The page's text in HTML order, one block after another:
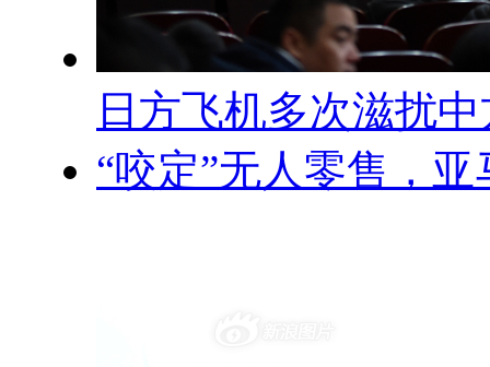
日方飞机多次滋扰
“咬定”无人零售，亚